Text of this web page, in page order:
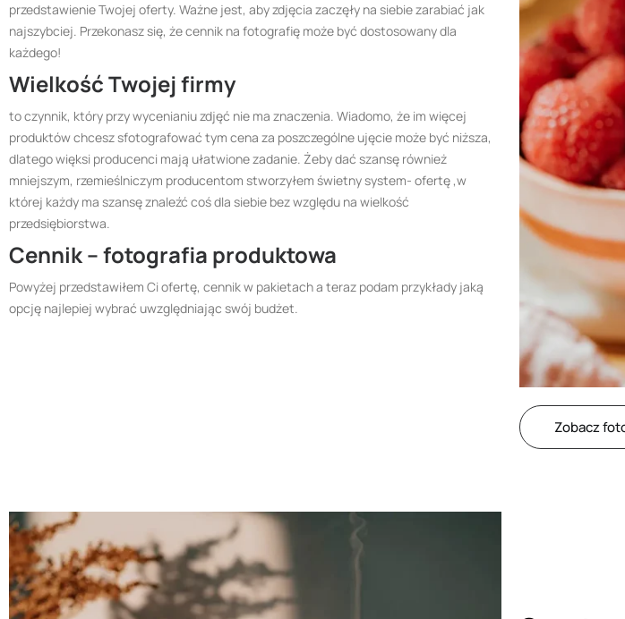
przedstawienie Twojej oferty. Ważne jest, aby zdjęcia zaczęły na siebie zarabiać jak
najszybciej. Przekonasz się, że cennik na fotografię może być dostosowany dla
każdego!
Wielkość Twojej firmy
to czynnik, który przy wycenianiu zdjęć nie ma znaczenia. Wiadomo, że im więcej
produktów chcesz sfotografować tym cena za poszczególne ujęcie może być niższa,
dlatego więksi producenci mają ułatwione zadanie. Żeby dać szansę również
mniejszym, rzemieślniczym producentom stworzyłem świetny system- ofertę ,w
której każdy ma szansę znaleźć coś dla siebie bez względu na wielkość
przedsiębiorstwa.
Cennik – fotografia produktowa
Powyżej przedstawiłem Ci ofertę, cennik w pakietach a teraz podam przykłady jaką
opcję najlepiej wybrać uwzględniając swój budżet.
Zobacz